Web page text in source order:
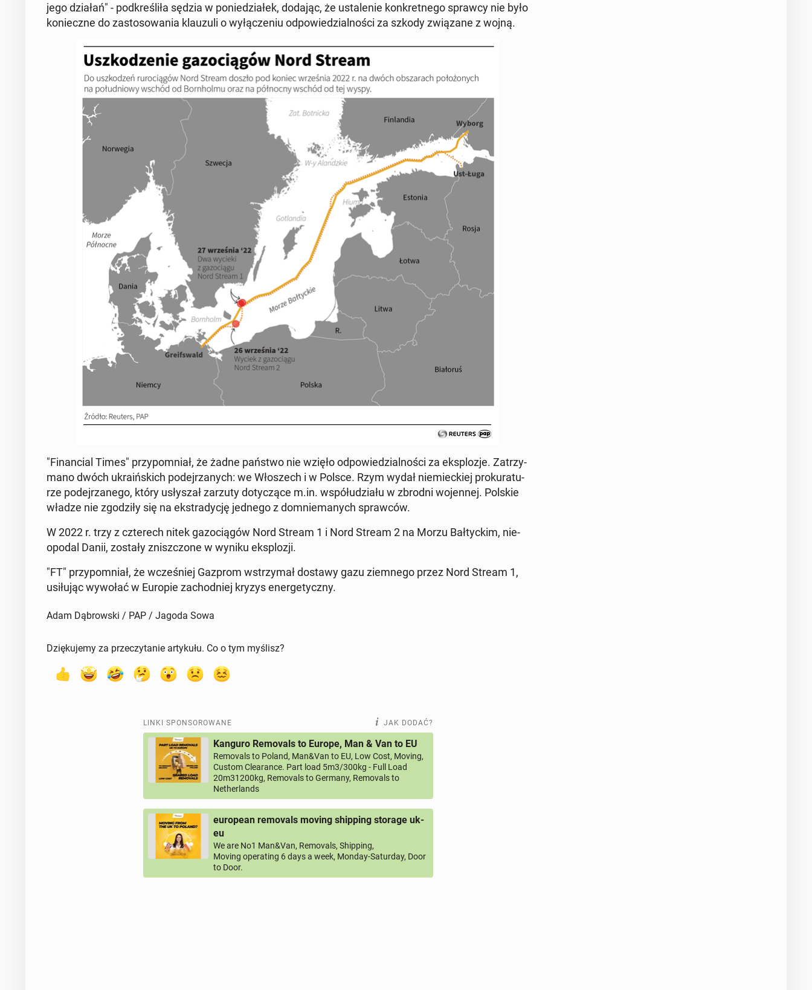
jego działań" - pod­kre­śli­ła sędzia w po­nie­dzia­łek, dodając, że usta­le­nie kon­kret­ne­go sprawcy nie było
ko­niecz­ne do za­sto­so­wa­nia klau­zu­li o wy­łą­cze­niu od­po­wie­dzial­no­ści za szkody zwią­za­ne z wojną.
"Fi­nan­cial Times" przy­po­mniał, że żadne państwo nie wzięło od­po­wie­dzial­no­ści za eks­plo­zje. Za­trzy­
ma­no dwóch ukra­iń­skich po­dej­rza­nych: we Wło­szech i w Polsce. Rzym wydał nie­miec­kiej pro­ku­ra­tu­
rze po­dej­rza­ne­go, który usły­szał zarzuty do­ty­czą­ce m.in. współ­udzia­łu w zbrodni wo­jen­nej. Polskie
władze nie zgo­dzi­ły się na eks­tra­dy­cję jednego z do­mnie­ma­nych spraw­ców.
W 2022 r. trzy z czte­rech nitek ga­zo­cią­gów Nord Stream 1 i Nord Stream 2 na Morzu Bał­tyc­kim, nie­
opo­dal Danii, zostały znisz­czo­ne w wyniku eks­plo­zji.
"FT" przy­po­mniał, że wcze­śniej Gazprom wstrzy­mał dostawy gazu ziem­ne­go przez Nord Stream 1,
usi­łu­jąc wywołać w Europie za­chod­niej kryzys ener­ge­tycz­ny.
Adam Dąbrowski / PAP / Jagoda Sowa
Dziękujemy za przeczytanie artykułu. Co o tym myślisz?
LINKI SPONSOROWANE JAK DODAĆ?
Kanguro Removals to Europe, Man & Van to EU
Removals to Poland, Man&Van to EU, Low Cost, Moving,
Custom Clearance. Part load 5m3/300kg - Full Load
20m31200kg, Removals to Germany, Removals to
Netherlands
european removals moving shipping storage uk-
eu
We are No1 Man&Van, Removals, Shipping,
Moving operating 6 days a week, Monday-Saturday, Door
to Door.